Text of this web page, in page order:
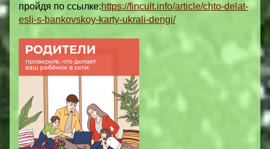
пройдя по ссылке:https://fincult.info/article/chto-delat-
esli-s-bankovskoy-karty-ukrali-dengi/